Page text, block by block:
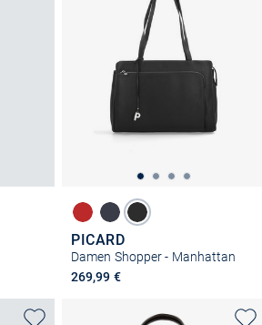
PICARD
Damen Shopper - Manhattan
269,99 €